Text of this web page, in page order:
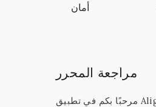
أمان
مراجعة المحرر
مرحبًا بكم في تطبيق Alight Motion! يعتبر Alight Motion أول تطبيق محترف لتصميم الحركة على هواتفكم الذكية، حيث يتميز